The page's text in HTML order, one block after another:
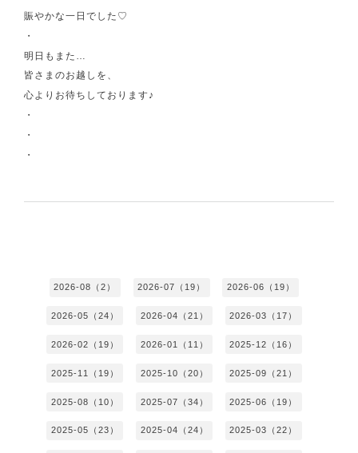
賑やかな一日でした♡
・
明日もまた…
皆さまのお越しを、
心よりお待ちしております♪
・
・
・
2026-08（2） 2026-07（19） 2026-06（19）
2026-05（24） 2026-04（21） 2026-03（17）
2026-02（19） 2026-01（11） 2025-12（16）
2025-11（19） 2025-10（20） 2025-09（21）
2025-08（10） 2025-07（34） 2025-06（19）
2025-05（23） 2025-04（24） 2025-03（22）